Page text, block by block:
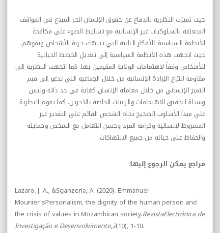
حيث تميزت النظرية بالدفاع عن حقوق الإنسان الحر المبدع في المواقف
المتعلقة بالسلوكيات غير الإنسانية مع تسليط الضوء على مكافحة
الأنظمة السياسية للأفكار الثابتة التي تنتهك حرية الأشخاص ونموهم،
حيث اتجهت هذه الأنظمة السياسية إلى تعديل الخطط الحياتية
للأشخاص وفقاً لاهتمامات الولاية المقيمين بها. كما اتجهت النظرية إلى
مقاومة انتزاع الإرادة الإنسانية من خلال الجماعية التي تدعو إلى قيم
التميز الإنساني من خلال معاملة الإنسان كغاية في حد ذاته وليس
وسيلة لتحقيق الاهتمامات والرغبات الخاصة بالآخرين. كما تقوم النظرية
على مبدأ الأسلوب الصحيح تجاه الشخص القائم على التقدير غير
المشروط لإنسانية وكرامة الفرد وحسن التعامل مع الشخص وحمايته
والحفاظ على حياته من جميع الانتهاكات.
مراجع يمكن الرجوع إليها:
Lazaro, J. A., &Sganzerla, A. (2020). Emmanuel
Mounier'sPersonalism, the dignity of the human person and
the crisis of values in Mozambican society.RevistaElectrónica de
Investigação e Desenvolvimento,2(10), 1-10.